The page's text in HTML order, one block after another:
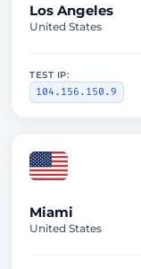
Los Angeles
United States
TEST IP:
104.156.150.9
Miami
United States